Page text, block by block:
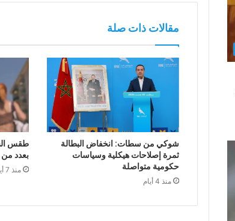
مقالات ذات صلة
شوكي من سطات: انخفاض البطالة
ثمرة إصلاحات هيكلية وسياسات
حكومية متواصلة
منذ 4 أيام
طقس
بعدد
منذ 7 أيام